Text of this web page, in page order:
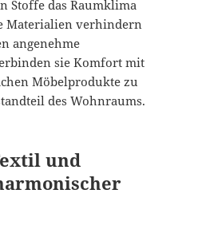
Stoffe das Raumklima
Materialien verhindern
angenehme
sie Komfort mit
Möbelprodukte zu
des Wohnraums.
und